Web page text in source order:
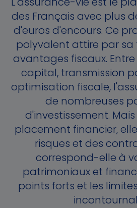
des Français avec plus
d'euros d'encours. Ce
polyvalent attire par sa
avantages fiscaux.
capital, transmission
optimisation fiscale,
de nombreuses
d'investissement.
placement financier,
risques et des
correspond-elle à
patrimoniaux et
points forts et les